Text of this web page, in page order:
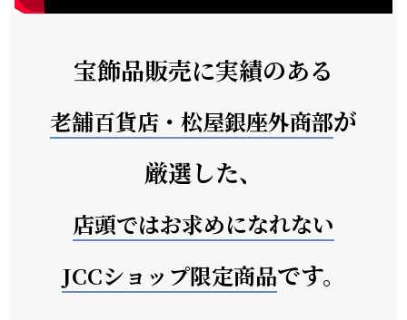
宝飾品販売に実績のある
老舗百貨店・松屋銀座外商部が
厳選した、
店頭ではお求めになれない
JCCショップ限定商品です。